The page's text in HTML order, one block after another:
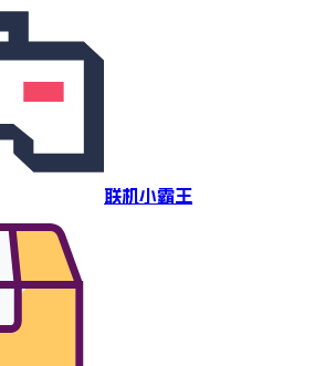
联机小霸王